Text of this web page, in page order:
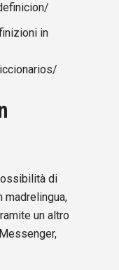
in
di
madrelingua,
un altro